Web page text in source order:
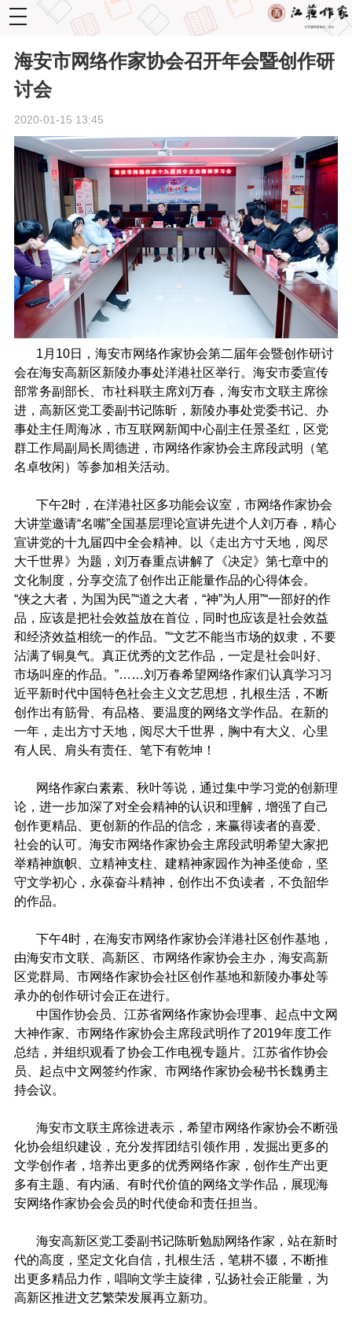
toggle
navigation
海安市网络作家协会召开年会暨创作研
讨会
2020-01-15 13:45
1 月 10日，海安市网络作家协会第二届年会暨创作研讨
会在海安高新区新陵办事处洋港社区举行。海安市委宣传
部常务副部长、市社科联主席刘万春，海安市文联主席徐
进，高新区党工委副书记陈昕，新陵办事处党委书记、办
事处主任周海冰，市互联网新闻中心副主任景圣红，区党
群工作局副局长周德进，市网络作家协会主席段武明（笔
名卓牧闲）等参加相关活动。
下午2时，在洋港社区多功能会议室，市网络作家协会
大讲堂邀请“名嘴”全国基层理论宣讲先进个人刘万春，精心
宣讲党的十九届四中全会精神。以《走出方寸天地，阅尽
大千世界》为题，刘万春重点讲解了《决定》第七章中的
文化制度，分享交流了创作出正能量作品的心得体会。
“侠之大者，为国为民”“道之大者，“神”为人用”“一部好的作
品，应该是把社会效益放在首位，同时也应该是社会效益
和经济效益相统一的作品。”“文艺不能当市场的奴隶，不要
沾满了铜臭气。真正优秀的文艺作品，一定是社会叫好、
市场叫座的作品。”……刘万春希望网络作家们认真学习习
近平新时代中国特色社会主义文艺思想，扎根生活，不断
创作出有筋骨、有品格、要温度的网络文学作品。在新的
一年，走出方寸天地，阅尽大千世界，胸中有大义、心里
有人民、肩头有责任、笔下有乾坤！
网络作家白素素、秋叶等说，通过集中学习党的创新理
论，进一步加深了对全会精神的认识和理解，增强了自己
创作更精品、更创新的作品的信念，来赢得读者的喜爱、
社会的认可。海安市网络作家协会主席段武明希望大家把
举精神旗帜、立精神支柱、建精神家园作为神圣使命，坚
守文学初心，永葆奋斗精神，创作出不负读者，不负韶华
的作品。
下午4时，在海安市网络作家协会洋港社区创作基地，
由海安市文联、高新区、市网络作家协会主办，海安高新
区党群局、市网络作家协会社区创作基地和新陵办事处等
承办的创作研讨会正在进行。
中国作协会员、江苏省网络作家协会理事、起点中文网
大神作家、市网络作家协会主席段武明作了2019年度工作
总结，并组织观看了协会工作电视专题片。江苏省作协会
员、起点中文网签约作家、市网络作家协会秘书长魏勇主
持会议。
海安市文联主席徐进表示，希望市网络作家协会不断强
化协会组织建设，充分发挥团结引领作用，发掘出更多的
文学创作者，培养出更多的优秀网络作家，创作生产出更
多有主题、有内涵、有时代价值的网络文学作品，展现海
安网络作家协会会员的时代使命和责任担当。
海安高新区党工委副书记陈昕勉励网络作家，站在新时
代的高度，坚定文化自信，扎根生活，笔耕不辍，不断推
出更多精品力作，唱响文学主旋律，弘扬社会正能量，为
高新区推进文艺繁荣发展再立新功。